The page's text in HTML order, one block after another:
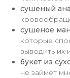
сушеный
сушеное
которые
выводить их
букет из
не займет